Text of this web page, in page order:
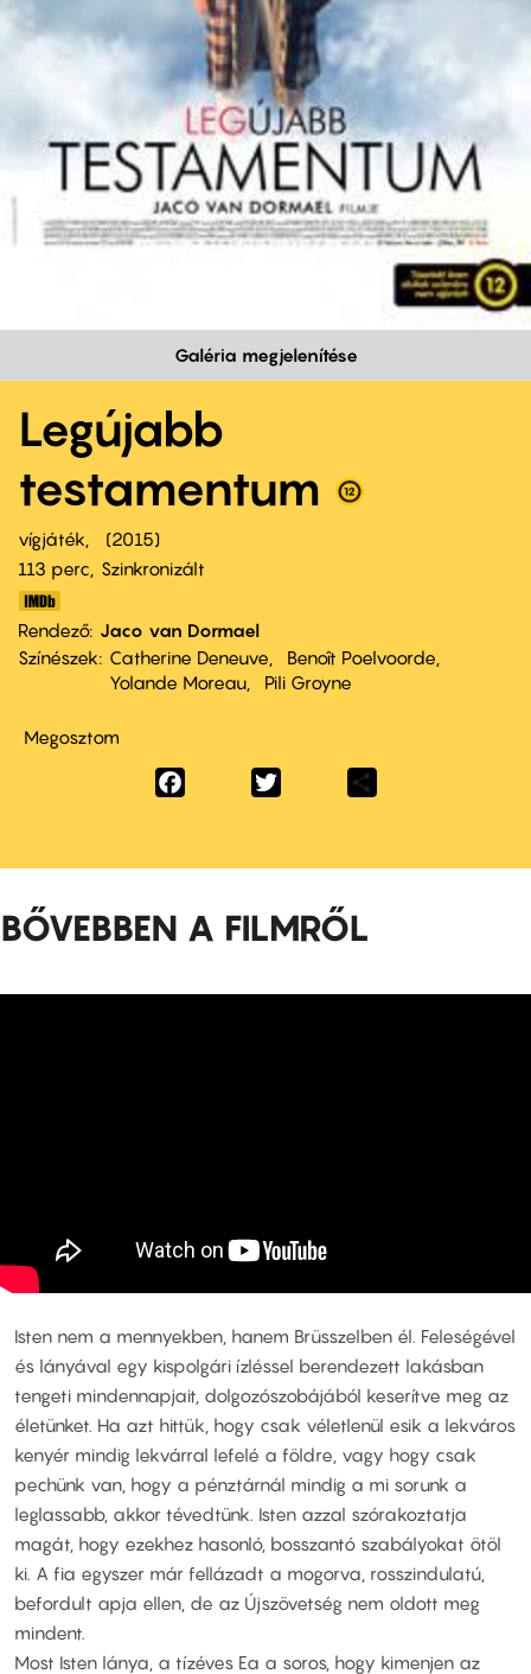
Galéria megjelenítése
Legújabb
testamentum
vígjáték
2015
113 perc,
Szinkronizált
Rendező Jaco van Dormael
Színészek
Catherine Deneuve
Benoît Poelvoorde
Yolande Moreau
Pili Groyne
Megosztom
Facebook
BŐVEBBEN A FILMRŐL
Isten nem a mennyekben, hanem Brüsszelben él. Feleségével
és lányával egy kispolgári ízléssel berendezett lakásban
tengeti mindennapjait, dolgozószobájából keserítve meg az
életünket. Ha azt hittük, hogy csak véletlenül esik a lekváros
kenyér mindig lekvárral lefelé a földre, vagy hogy csak
pechünk van, hogy a pénztárnál mindig a mi sorunk a
leglassabb, akkor tévedtünk. Isten azzal szórakoztatja
magát, hogy ezekhez hasonló, bosszantó szabályokat ötöl
ki. A fia egyszer már fellázadt a mogorva, rosszindulatú,
befordult apja ellen, de az Újszövetség nem oldott meg
mindent.
Most Isten lánya, a tízéves Ea a soros, hogy kimenjen az